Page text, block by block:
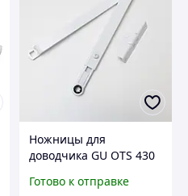
Ножницы для
доводчика GU OTS 430
Готово к отправке